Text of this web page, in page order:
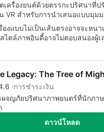
ตเครื่องยนต์ด้วยตรรกะปริศนาที่
VR สำหรับการนำเสนอแบบมุม
องแบบไม่เป็นเส้นตรงอาจจะหน
ไตล์ภาพอินดี้อาจไม่ตอบสนองผู้
Legacy: The Tree of
การชำระเงิน
ผจญภัยปริศนาภาพยนตร์ที่นักภา
ดาวน์โหลด